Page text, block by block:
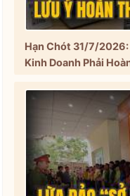
Hạn Chót 31/7/
Kinh Doanh Phải